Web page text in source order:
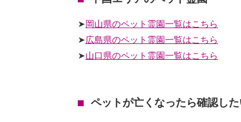
➤岡山県のペット霊園一覧はこちら
➤広島県のペット霊園一覧はこちら
➤山口県のペット霊園一覧はこちら
ペットが亡くなったら確認した